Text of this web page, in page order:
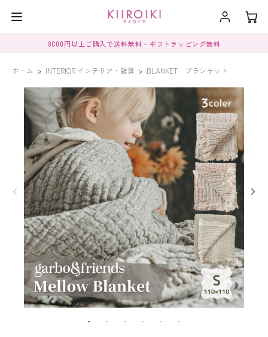
8000円以上ご購入で送料無料・ギフトラッピング無料
ホーム > INTERIOR インテリア・雑貨 > BLANKET ブランケット